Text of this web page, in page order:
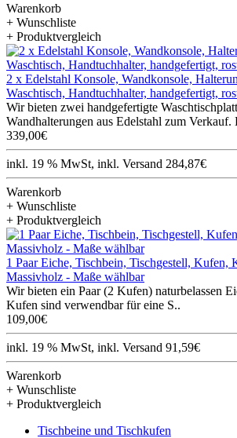
Warenkorb
+ Wunschliste
+ Produktvergleich
2 x Edelstahl Konsole, Wandkonsole,
Waschtisch, Handtuchhalter, handgefertigt,
Wir bieten zwei handgefertigte
Wandhalterungen aus Edelstahl zum Verkauf.
339,00€
inkl. 19 % MwSt, inkl. Versand 284,87€
Warenkorb
+ Wunschliste
+ Produktvergleich
1 Paar Eiche, Tischbein, Tischgestell, Kufen,
Massivholz - Maße wählbar
Wir bieten ein Paar (2 Kufen) naturbelassen
Kufen sind verwendbar für eine S..
109,00€
inkl. 19 % MwSt, inkl. Versand 91,59€
Warenkorb
+ Wunschliste
+ Produktvergleich
Tischbeine und Tischkufen